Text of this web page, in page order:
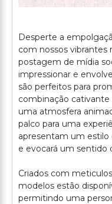
Desperte a
com nossos vibrantes
postagem de mídia
impressionar e
são perfeitos para
combinação cativante
uma atmosfera
palco para uma
apresentam um estilo
e evocará um sentido
Criados com
modelos estão
permitindo uma